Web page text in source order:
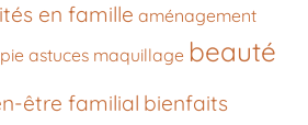
en famille aménagement
astuces maquillage beauté
être familial bienfaits